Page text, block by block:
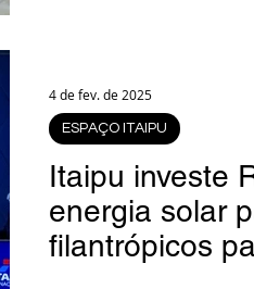
Itaipu investe
energia solar
filantrópicos
ESPAÇO ITAIPU
4 de fev. de 2025